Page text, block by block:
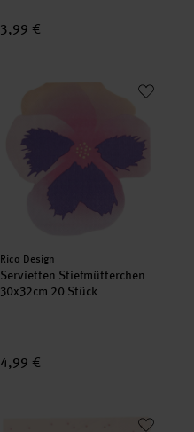
3,99 €
Servietten Stiefmütterchen
Hersteller:
Rico Design
Servietten Stiefmütterchen
30x32cm 20 Stück
4,99 €
Servietten Punkte Puder Pink